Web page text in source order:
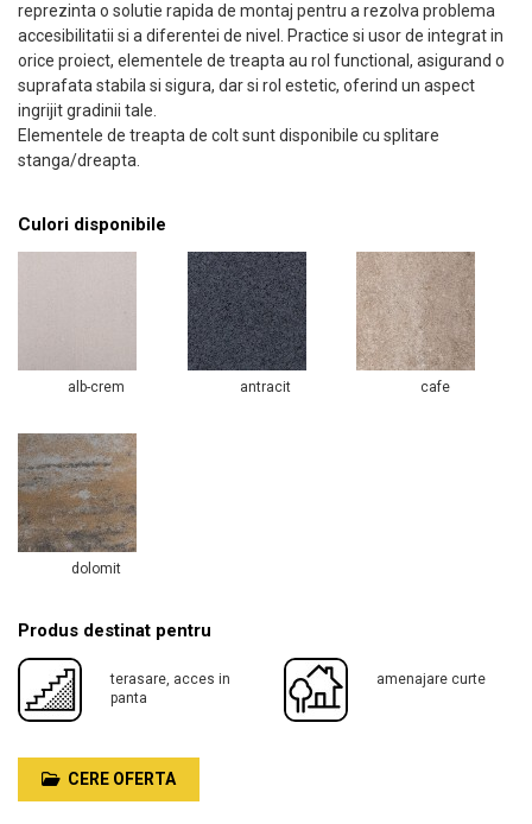
reprezinta o solutie rapida de montaj pentru a rezolva problema
accesibilitatii si a diferentei de nivel. Practice si usor de integrat in
orice proiect, elementele de treapta au rol functional, asigurand o
suprafata stabila si sigura, dar si rol estetic, oferind un aspect
ingrijit gradinii tale.
Elementele de treapta de colt sunt disponibile cu splitare
stanga/dreapta.
Culori disponibile
alb-crem antracit cafe
dolomit
Produs destinat pentru
terasare, acces in
panta
amenajare curte
CERE OFERTA